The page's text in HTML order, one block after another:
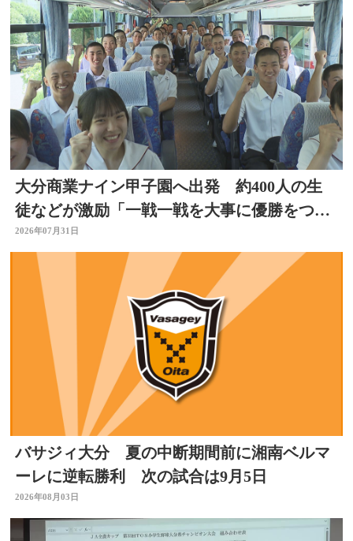
大分商業ナイン甲子園へ出発 約400人の生
徒などが激励「一戦一戦を大事に優勝をつか
み取って」
2026年07月31日
バサジィ大分 夏の中断期間前に湘南ベルマ
ーレに逆転勝利 次の試合は9月5日
2026年08月03日